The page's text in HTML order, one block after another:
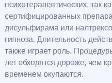
психотерапевтических, так
сертифицированных
дисульфирама или
гипноза. Длительность
также играет роль.
лет обходятся дороже, чем
временем окупаются.